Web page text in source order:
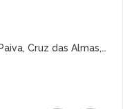
Cruz das Almas,